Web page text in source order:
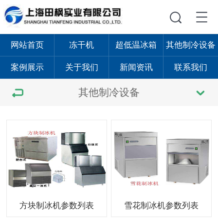
网站首页 冻干机 超低温冰箱 其他制冷设备
案例展示 关于我们 新闻资讯 联系我们
其他制冷设备
方块制冰机参数列表 雪花制冰机参数列表